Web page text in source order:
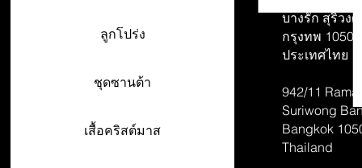
ลูกโปร่ง
ชุดซานต้า
เสื้อคริสต์มาส
บางรัก สุริวงศ์
กรุงทพ 10500
ประเทศไทย
942/11 Rama
Suriwong
Bangkok
Thailand